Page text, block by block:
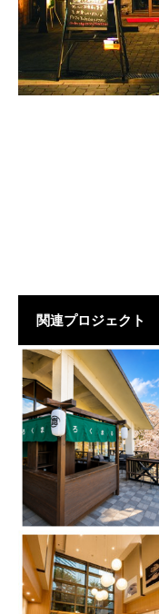
関連プロジェクト